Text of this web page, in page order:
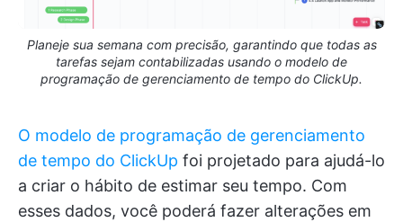
Planeje sua semana com precisão, garantindo que todas as
tarefas sejam contabilizadas usando o modelo de
programação de gerenciamento de tempo do ClickUp.
O modelo de programação de gerenciamento
de tempo do ClickUp foi projetado para ajudá-lo
a criar o hábito de estimar seu tempo. Com
esses dados, você poderá fazer alterações em